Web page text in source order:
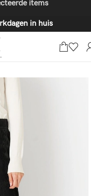
items
in huis